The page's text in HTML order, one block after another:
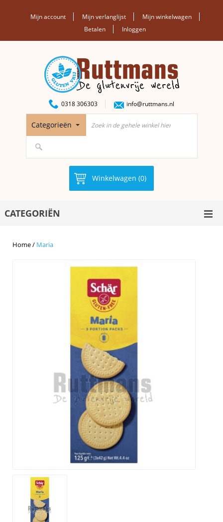
Mijn account Mijn verlanglijst
Mijn winkelwagen
Betalen
Inloggen
0318 306303 info@ruttmans.nl
Categorieën
Winkelwagen (0)
CATEGORIËN
Home/ Maria